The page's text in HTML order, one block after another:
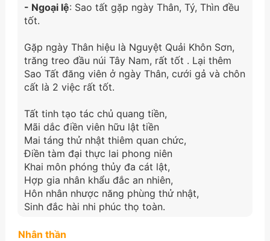
- Ngoại lệ: Sao tất gặp ngày Thân, Tý, Thìn đều
tốt.
Gặp ngày Thân hiệu là Nguyệt Quải Khôn Sơn,
trăng treo đầu núi Tây Nam, rất tốt . Lại thêm
Sao Tất đăng viên ở ngày Thân, cưới gả và chôn
cất là 2 việc rất tốt.
Tất tinh tạo tác chủ quang tiền,
Mãi dắc điền viên hữu lật tiền
Mai táng thử nhật thiêm quan chức,
Điền tàm đại thực lai phong niên
Khai môn phóng thủy đa cát lật,
Hợp gia nhân khẩu đắc an nhiên,
Hôn nhân nhược năng phùng thử nhật,
Sinh đắc hài nhi phúc thọ toàn.
Nhân thần